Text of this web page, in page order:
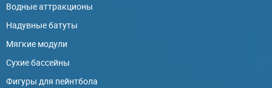
Водные аттракционы
Надувные батуты
Мягкие модули
Сухие бассейны
Фигуры для пейнтбола